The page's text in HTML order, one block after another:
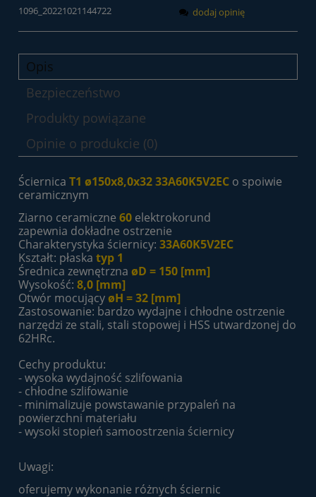
1096_20221021144722
dodaj opinię
Opis
Bezpieczeństwo
Produkty powiązane
Opinie o produkcie (0)
Ściernica T1 ø150x8,0x32 33A60K5V2EC o spoiwie
ceramicznym
Ziarno ceramiczne 60 elektrokorund
zapewnia dokładne ostrzenie
Charakterystyka ściernicy: 33A60K5V2EC
Kształt: płaska typ 1
Średnica zewnętrzna øD = 150 [mm]
Wysokość: 8,0 [mm]
Otwór mocującyøH = 32 [mm]
Zastosowanie: bardzo wydajne i chłodne ostrzenie
narzędzi ze stali, stali stopowej i HSS utwardzonej do
62HRc.
Cechy produktu:
- wysoka wydajność szlifowania
- chłodne szlifowanie
- minimalizuje powstawanie przypaleń na
powierzchni materiału
- wysoki stopień samoostrzenia ściernicy
Uwagi:
oferujemy wykonanie różnych ściernic